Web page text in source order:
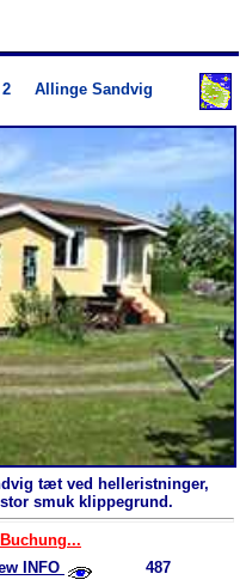
2 Allinge Sandvig
tæt ved helleristninger,
smuk klippegrund.
INFO 487